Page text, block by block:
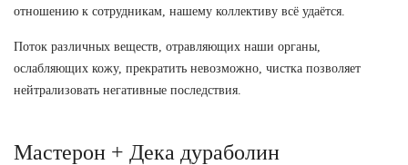
отношению к сотрудникам, нашему коллективу всё удаётся.
Поток различных веществ, отравляющих наши органы,
ослабляющих кожу, прекратить невозможно, чистка позволяет
нейтрализовать негативные последствия.
Мастерон + Дека дураболин